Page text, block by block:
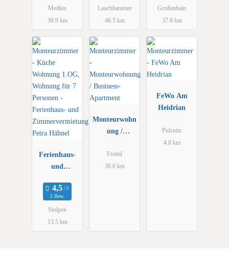
Meißen
36.9 km
Lauchhammer
46.5 km
zu 10 Pers.,
ab 13,95€/p.P.
Großenhain
37.8 km
Ferienhaus-
und
etung Petra
Hähnel
2 Bew.
Stolpen
13.5 km
Monteurwohn
ung /
Apartment
Freital
30.6 km
FeWo Am
Heidrian
Pulsnitz
4.8 km